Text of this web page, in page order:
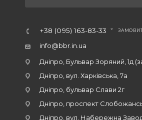
+38 (095) 163-83-33
info@bbr.in.ua
Дніпро, Бульвар Зоряний, 1д
Дніпро, вул. Харківська, 7а
Дніпро, бульвар Слави 2г
Дніпро, проспект
Дніпро, вул. Набережна